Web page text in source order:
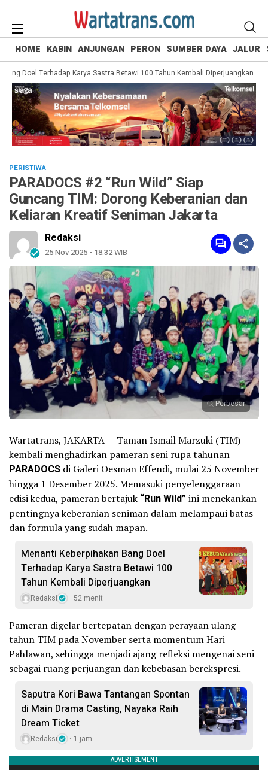
HOME KABIN ANJUNGAN PERON SUMBER DAYA JALUR
Doel Terhadap Karya Sastra Betawi 100 Tahun Kembali Diperjuangkan
PERISTIWA
PARADOCS #2 “Run Wild” Siap
Guncang TIM: Dorong Keberanian dan
Keliaran Kreatif Seniman Jakarta
Redaksi
25 Nov 2025 - 18:32 WIB
Perbesar
Wartatrans, JAKARTA — Taman Ismail Marzuki (TIM)
kembali menghadirkan pameran seni rupa tahunan
PARADOCS di Galeri Oesman Effendi, mulai 25 November
hingga 1 Desember 2025. Memasuki penyelenggaraan
edisi kedua, pameran bertajuk “Run Wild” ini menekankan
pentingnya keberanian seniman dalam melampaui batas
dan formula yang sudah mapan.
Menanti Keberpihakan Bang Doel
Terhadap Karya Sastra Betawi 100
Tahun Kembali Diperjuangkan
Redaksi 52 menit
Pameran digelar bertepatan dengan perayaan ulang
tahun TIM pada November serta momentum Hari
Pahlawan, sehingga menjadi ajang refleksi mengenai seni
sebagai ruang perjuangan dan kebebasan berekspresi.
Saputra Kori Bawa Tantangan Spontan
di Main Drama Casting, Nayaka Raih
Dream Ticket
Redaksi 1 jam